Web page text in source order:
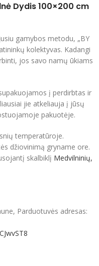
Dydis 100×200 cm
gamybos metodu, „BY
kolektyvas. Kadangi
jos savo namų ūkiams
į perdirbtas ir
jie atkeliauja į jūsų
pakuotėje.
temperatūroje.
džiovinimą gryname ore.
skalbiklį Medvilninių,
Parduotuvės adresas: